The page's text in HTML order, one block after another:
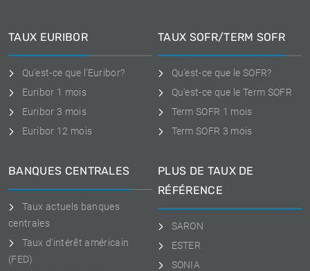
TAUX EURIBOR
Qu'est-ce que l'Euribor?
Euribor 1 mois
Euribor 3 mois
Euribor 12 mois
TAUX SOFR/TERM SOFR
Qu'est-ce que le SOFR?
Qu'est-ce que le Term SOFR
Term SOFR 1 mois
Term SOFR 3 mois
BANQUES CENTRALES
Taux actuels banques
centrales
Taux d'intérêt américain
(FED)
PLUS DE TAUX DE
RÉFÉRENCE
SARON
ESTER
SONIA